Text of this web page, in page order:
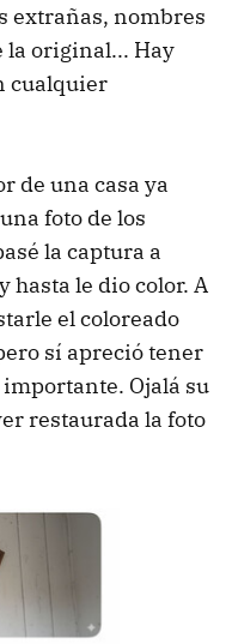
extrañas, nombres
la original... Hay
cualquier
de una casa ya
foto de los
la captura a
hasta le dio color. A
el coloreado
sí apreció tener
Ojalá su
restaurada la foto